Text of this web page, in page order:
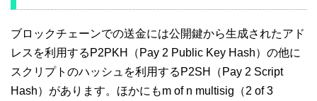
ブロックチェーンでの送金には公開鍵から生成されたアド
レスを利用するP2PKH（Pay 2 Public Key Hash）の他に
スクリプトのハッシュを利用するP2SH（Pay 2 Script
Hash）があります。ほかにもm of n multisig（2 of 3